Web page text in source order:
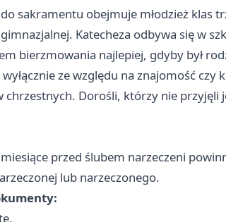
sakramentu obejmuje młodzież klas
Katecheza odbywa się w
bierzmowania najlepiej, gdyby był
ze względu na znajomość
chrzestnych. Dorośli, którzy nie przyjęli
przed ślubem narzeczeni
lub narzeczonego.